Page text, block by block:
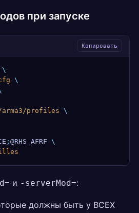
при запуске
Копировать
\
\
profiles
\
; @RHS_AFRF \
и -serverMod=:
должны быть у ВСЕХ